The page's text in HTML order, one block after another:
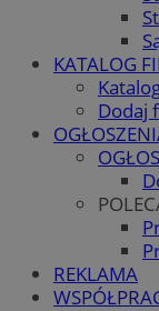
KATALOG
Dodaj
REKLAMA